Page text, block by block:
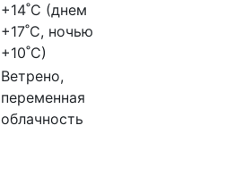
+14˚C (днем
+17˚C, ночью
+10˚C)
Ветрено,
переменная
облачность